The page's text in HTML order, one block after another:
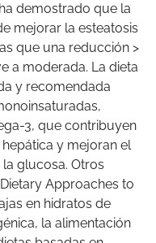
demostrado que la
mejorar la esteatosis
que una reducción >
a moderada. La dieta
y recomendada
3, que contribuyen
y mejoran el
glucosa. Otros
Approaches to
en hidratos de
la alimentación